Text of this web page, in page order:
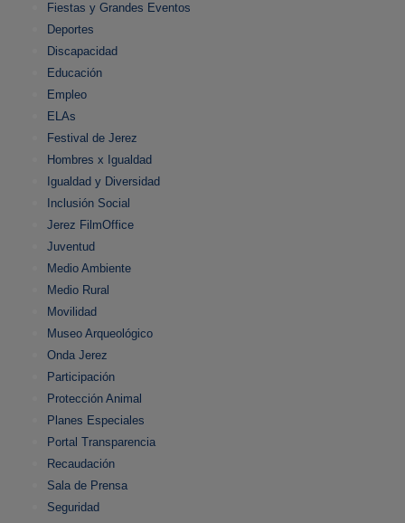
Fiestas y Grandes Eventos
Deportes
Discapacidad
Educación
Empleo
ELAs
Festival de Jerez
Hombres x Igualdad
Igualdad y Diversidad
Inclusión Social
Jerez FilmOffice
Juventud
Medio Ambiente
Medio Rural
Movilidad
Museo Arqueológico
Onda Jerez
Participación
Protección Animal
Planes Especiales
Portal Transparencia
Recaudación
Sala de Prensa
Seguridad